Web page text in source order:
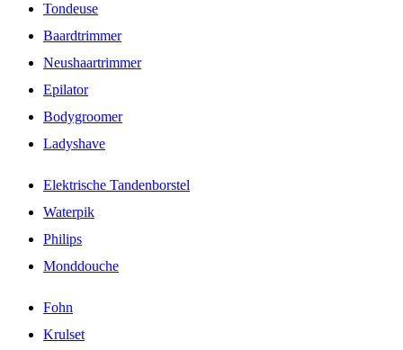
Tondeuse
Baardtrimmer
Neushaartrimmer
Epilator
Bodygroomer
Ladyshave
Elektrische Tandenborstel
Waterpik
Philips
Monddouche
Fohn
Krulset